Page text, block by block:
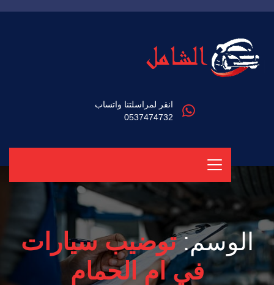
انقر لمراسلتنا واتساب
0537474732
الوسم:توضيب سيارات
في ام الحمام